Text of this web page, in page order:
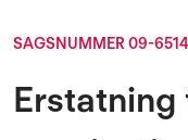
SAGSNUMMER 09-6514